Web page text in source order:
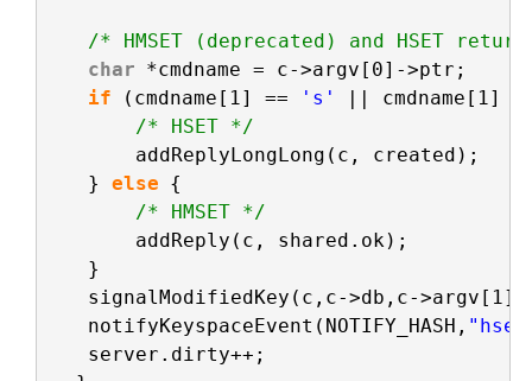
/* HMSET (deprecated) and HSET
char *cmdname = c->argv[0]->ptr;
if
(cmdname[1] == 's'
|| cmdname[1]
/* HSET */
addReplyLongLong(c, created);
} else {
/* HMSET */
addReply(c, shared.ok);
}
signalModifiedKey(c,c->db,c-
notifyKeyspaceEvent(NOTIFY_HASH,
server.dirty++;